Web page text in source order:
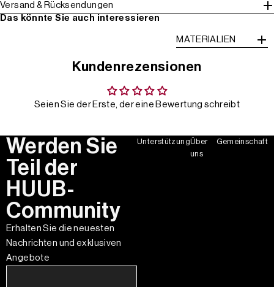
Versand & Rücksendungen
Das könnte Sie auch interessieren
MATERIALIEN
Kundenrezensionen
Seien Sie der Erste, der eine Bewertung schreibt
Werden Sie
Teil der
HUUB-
Community
Erhalten Sie die neuesten
Nachrichten und exklusiven
Angebote
UnterstützungÜber
uns
Gemeinschaft